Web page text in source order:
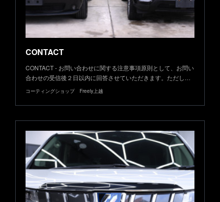
CONTACT
CONTACT - お問い合わせに関する注意事項原則として、お問い
合わせの受信後２日以内に回答させていただきます。ただし…
コーティングショップ Freely上越